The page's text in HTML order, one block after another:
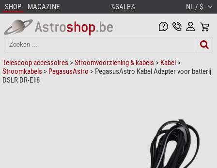
SHOP MAGAZINE %SALE% NL / $
Telescoop accessoires >Stroomvoorziening & kabels > Kabel >
Stroomkabels > PegasusAstro > PegasusAstro Kabel Adapter voor batterij
DSLR DR-E18